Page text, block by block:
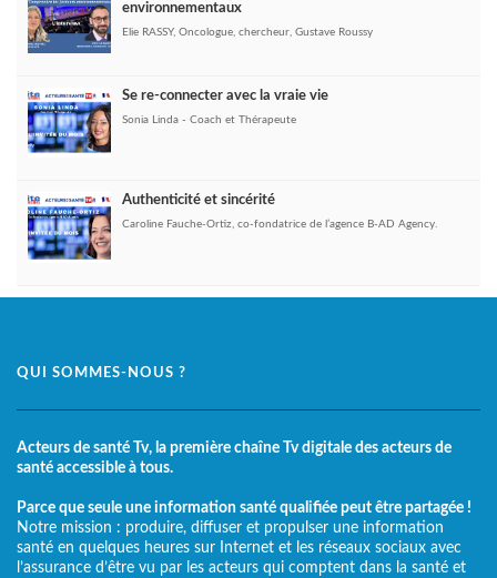
environnementaux
Elie RASSY, Oncologue, chercheur, Gustave Roussy
Se re-connecter avec la vraie vie
Sonia Linda - Coach et Thérapeute
Authenticité et sincérité
Caroline Fauche-Ortiz, co-fondatrice de l’agence B-AD Agency.
QUI SOMMES-NOUS ?
Acteurs de santé Tv, la première chaîne Tv digitale des acteurs de
santé accessible à tous.
Parce que seule une information santé qualifiée peut être partagée !
Notre mission : produire, diffuser et propulser une information
santé en quelques heures sur Internet et les réseaux sociaux avec
l’assurance d’être vu par les acteurs qui comptent dans la santé et